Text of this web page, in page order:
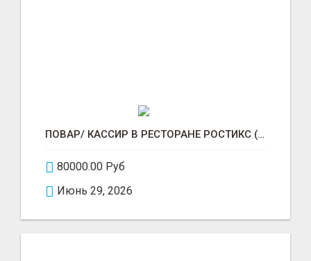
ПОВАР/ КАССИР В РЕСТОРАНЕ РОСТИКС (КФС)
80000.00 Руб
Июнь 29, 2026